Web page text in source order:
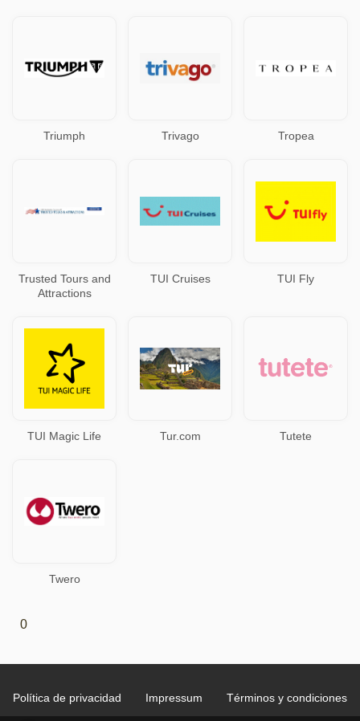
Triumph Trivago Tropea
Trusted Tours and
Attractions
TUI Cruises TUI Fly
TUI Magic Life Tur.com Tutete
Twero
0
Política de privacidad Impressum Términos y condiciones